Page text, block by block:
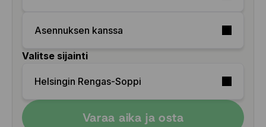
Asennuksen kanssa
Valitse sijainti
Helsingin Rengas-Soppi
Varaa aika ja osta